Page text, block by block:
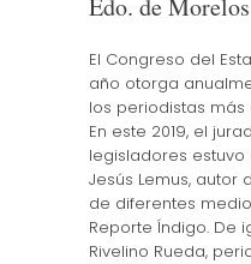
Edo. de Morelos
El Congreso del
año otorga
los periodistas
En este 2019, el
legisladores
Jesús Lemus,
de diferentes
Reporte Índigo. De
Rivelino Rueda,